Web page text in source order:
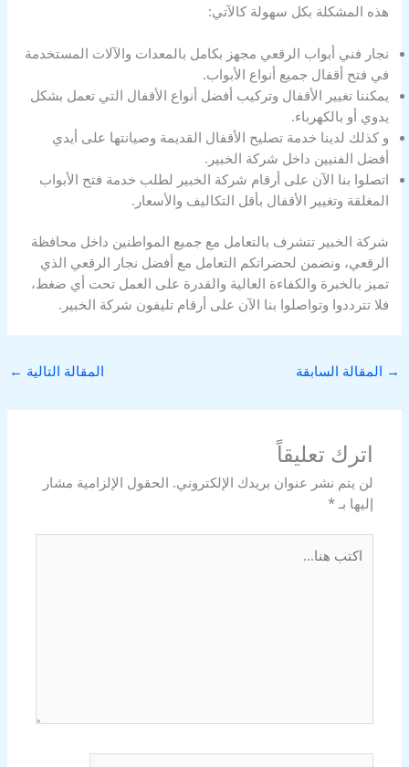
هذه المشكلة بكل سهولة كالآتي:
نجار فني أبواب الرقعي مجهز بكامل بالمعدات والآلات المستخدمة
في فتح أقفال جميع أنواع الأبواب.
يمكننا تغيير الأقفال وتركيب أفضل أنواع الأقفال التي تعمل بشكل
يدوي أو بالكهرباء.
و كذلك لدينا خدمة تصليح الأقفال القديمة وصيانتها على أيدي
أفضل الفنيين داخل شركة الخبير.
اتصلوا بنا الآن على أرقام شركة الخبير لطلب خدمة فتح الأبواب
المغلقة وتغيير الأقفال بأقل التكاليف والأسعار.
شركة الخبير تتشرف بالتعامل مع جميع المواطنين داخل محافظة
الرقعي، ونضمن لحضراتكم التعامل مع أفضل نجار الرقعي الذي
تميز بالخبرة والكفاءة العالية والقدرة على العمل تحت أي ضغط،
فلا تترددوا وتواصلوا بنا الآن على أرقام تليفون شركة الخبير.
→ المقالة السابقة المقالة التالية ←
اترك تعليقاً
لن يتم نشر عنوان بريدك الإلكتروني. الحقول الإلزامية مشار
إليها بـ*
هنا...